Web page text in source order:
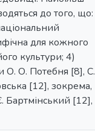
до того, що:
для кожного
культури; 4)
О. О. Потебня [8], С.
[12], зокрема,
Бартмінський [12],